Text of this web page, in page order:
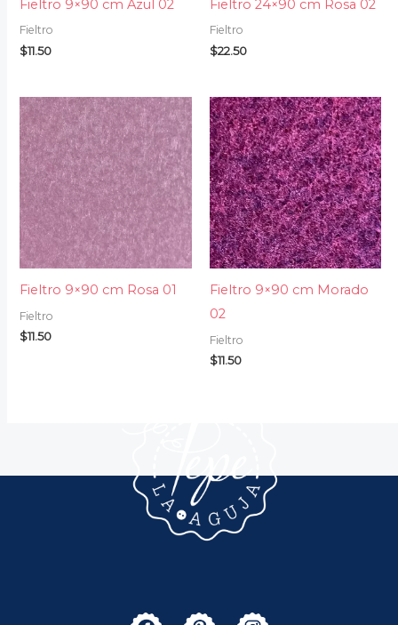
Fieltro 9×90 cm Azul 02
Fieltro
$11.50
Fieltro 24×90 cm Rosa 02
Fieltro
$22.50
Fieltro 9×90 cm Rosa 01
Fieltro
$11.50
Fieltro 9×90 cm Morado
02
Fieltro
$11.50